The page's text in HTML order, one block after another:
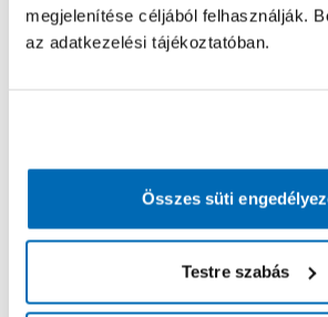
megjelenítése céljából felhasználják.
az adatkezelési tájékoztatóban.
Összes süti
Testre szabás